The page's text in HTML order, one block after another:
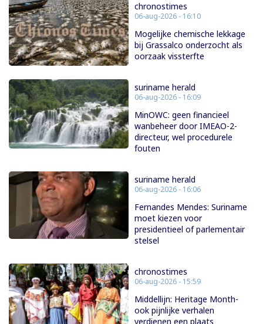
chronostimes
06-aug-2026 - 16:10
Mogelijke chemische lekkage
bij Grassalco onderzocht als
oorzaak vissterfte
suriname herald
06-aug-2026 - 16:09
MinOWC: geen financieel
wanbeheer door IMEAO-2-
directeur, wel procedurele
fouten
suriname herald
06-aug-2026 - 16:06
Fernandes Mendes: Suriname
moet kiezen voor
presidentieel of parlementair
stelsel
chronostimes
06-aug-2026 - 15:59
Middellijn: Heritage Month-
ook pijnlijke verhalen
verdienen een plaats